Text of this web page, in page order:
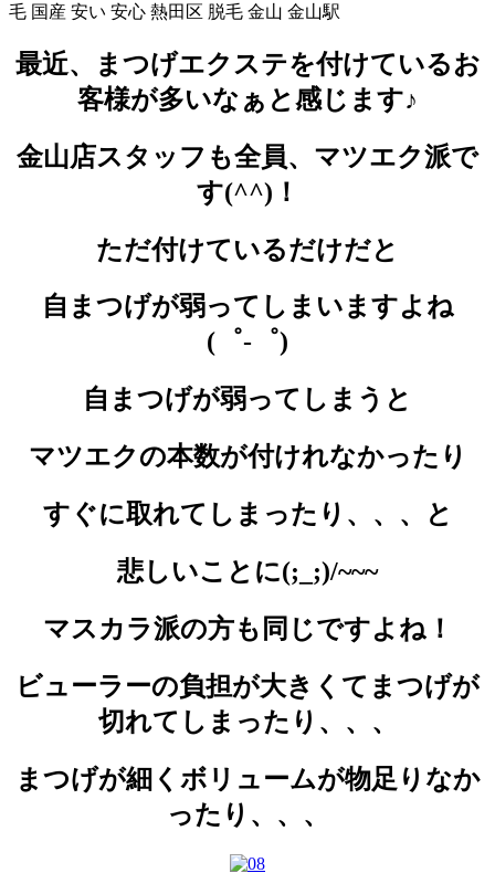
毛 国産 安い 安心 熱田区 脱毛 金山 金山駅
最近、まつげエクステを付けているお
客様が多いなぁと感じます♪
金山店スタッフも全員、マツエク派で
す(^^)！
ただ付けているだけだと
自まつげが弱ってしまいますよね
(゜-゜)
自まつげが弱ってしまうと
マツエクの本数が付けれなかったり
すぐに取れてしまったり、、、と
悲しいことに(;_;)/~~~
マスカラ派の方も同じですよね！
ビューラーの負担が大きくてまつげが
切れてしまったり、、、
まつげが細くボリュームが物足りなか
ったり、、、